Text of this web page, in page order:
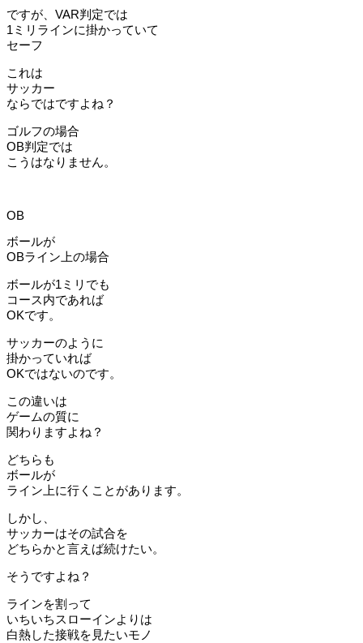
ですが、VAR判定では
1ミリラインに掛かっていて
セーフ
これは
サッカー
ならではですよね？
ゴルフの場合
OB判定では
こうはなりません。
OB
ボールが
OBライン上の場合
ボールが1ミリでも
コース内であれば
OKです。
サッカーのように
掛かっていれば
OKではないのです。
この違いは
ゲームの質に
関わりますよね？
どちらも
ボールが
ライン上に行くことがあります。
しかし、
サッカーはその試合を
どちらかと言えば続けたい。
そうですよね？
ラインを割って
いちいちスローインよりは
白熱した接戦を見たいモノ